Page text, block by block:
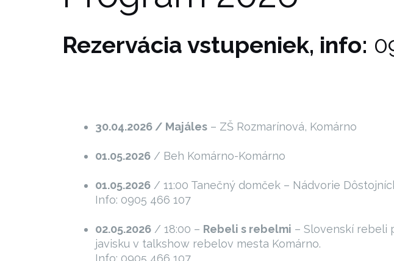
Rezervácia vstupeniek, info:
30.04.2026 / Majáles – ZŠ Rozmarínová, Komárno
01.05.2026 / Beh Komárno-Komárno
01.05.2026 / 11:00 Tanečný domček – Nádvorie
Info: 0905 466 107
02.05.2026 / 18:00 – Rebeli s rebelmi – Slovenskí rebeli
javisku v talkshow rebelov mesta Komárno.
Info: 0905 466 107